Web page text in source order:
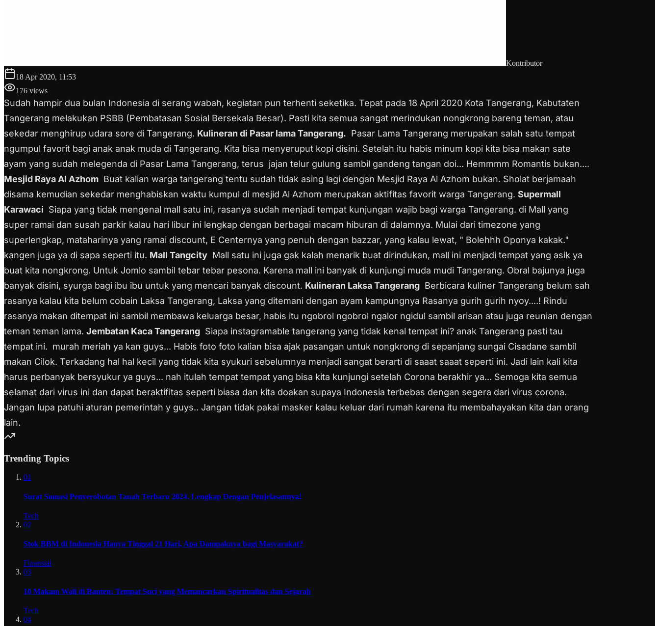
Kontributor
18 Apr 2020, 11:53
176 views
Sudah hampir dua bulan Indonesia di serang wabah, kegiatan pun terhenti seketika. Tepat pada 18 April 2020 Kota Tangerang, Kabutaten
Tangerang melakukan PSBB (Pembatasan Sosial Bersekala Besar). Pasti kita semua sangat merindukan nongkrong bareng teman, atau
sekedar menghirup udara sore di Tangerang. Kulineran di Pasar lama Tangerang. Pasar Lama Tangerang merupakan salah satu tempat
ngumpul favorit bagi anak anak muda di Tangerang. Kita bisa menyeruput kopi disini. Setelah itu habis minum kopi kita bisa makan sate
ayam yang sudah melegenda di Pasar Lama Tangerang, terus jajan telur gulung sambil gandeng tangan doi... Hemmmm Romantis bukan....
Mesjid Raya Al Azhom Buat kalian warga tangerang tentu sudah tidak asing lagi dengan Mesjid Raya Al Azhom bukan. Sholat berjamaah
disama kemudian sekedar menghabiskan waktu kumpul di mesjid Al Azhom merupakan aktifitas favorit warga Tangerang. Supermall
Karawaci Siapa yang tidak mengenal mall satu ini, rasanya sudah menjadi tempat kunjungan wajib bagi warga Tangerang. di Mall yang
super ramai dan susah parkir kalau hari libur ini lengkap dengan berbagai macam hiburan di dalamnya. Mulai dari timezone yang
superlengkap, mataharinya yang ramai discount, E Centernya yang penuh dengan bazzar, yang kalau lewat, " Bolehhh Oponya kakak."
kangen juga ya di sapa seperti itu. Mall Tangcity Mall satu ini juga gak kalah menarik buat dirindukan, mall ini menjadi tempat yang asik ya
buat kita nongkrong. Untuk Jomlo sambil tebar tebar pesona. Karena mall ini banyak di kunjungi muda mudi Tangerang. Obral bajunya juga
banyak disini, syurga bagi ibu ibu untuk yang mencari banyak discount. Kulineran Laksa Tangerang Berbicara kuliner Tangerang belum sah
rasanya kalau kita belum cobain Laksa Tangerang, Laksa yang ditemani dengan ayam kampungnya Rasanya gurih gurih nyoy....! Rindu
rasanya makan ditempat ini sambil membawa keluarga besar, habis itu ngobrol ngobrol ngalor ngidul sambil arisan atau juga reunian dengan
teman teman lama. Jembatan Kaca Tangerang Siapa instagramable tangerang yang tidak kenal tempat ini? anak Tangerang pasti tau
tempat ini. murah meriah ya kan guys... Habis foto foto kalian bisa ajak pasangan untuk nongkrong di sepanjang sungai Cisadane sambil
makan Cilok. Terkadang hal hal kecil yang tidak kita syukuri sebelumnya menjadi sangat berarti di saaat saaat seperti ini. Jadi lain kali kita
harus perbanyak bersyukur ya guys... nah itulah tempat tempat yang bisa kita kunjungi setelah Corona berakhir ya... Semoga kita semua
selamat dari virus ini dan dapat beraktifitas seperti biasa dan kita doakan supaya Indonesia terbebas dengan segera dari virus corona.
Jangan lupa patuhi aturan pemerintah y guys.. Jangan tidak pakai masker kalau keluar dari rumah karena itu membahayakan kita dan orang
lain.
Trending Topics
01
Surat Somasi Penyerobotan Tanah Terbaru 2024, Lengkap Dengan Penjelasannya!
Tech
02
Stok BBM di Indonesia Hanya Tinggal 21 Hari, Apa Dampaknya bagi Masyarakat?
Finansial
03
10 Makam Wali di Banten: Tempat Suci yang Memancarkan Spiritualitas dan Sejarah
Tech
04